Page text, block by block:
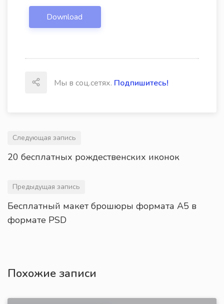
Download
Мы в соц.сетях. Подпишитесь!
Следующая запись
20 бесплатных рождественских иконок
Предыдущая запись
Бесплатный макет брошюры формата А5 в
формате PSD
Похожие записи